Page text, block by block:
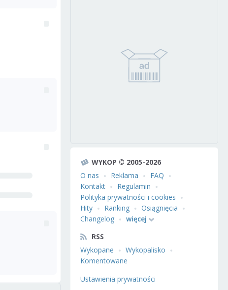
WYKOP © 2005-2026
O nas
Reklama
FAQ
Kontakt
Regulamin
Polityka prywatności i cookies
Hity
Ranking
Osiągnięcia
Changelog
więcej
RSS
Wykopane
Wykopalisko
Komentowane
Ustawienia prywatności